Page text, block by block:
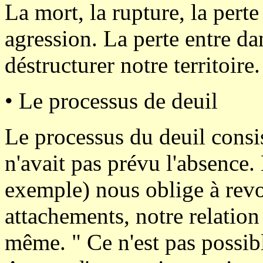
La mort, la rupture, la
agression. La perte entre
déstructurer notre territoire.
• Le processus de deuil
Le processus du deuil
n'avait pas prévu
exemple) nous oblige à
attachements, notre
même. " Ce n'est pas